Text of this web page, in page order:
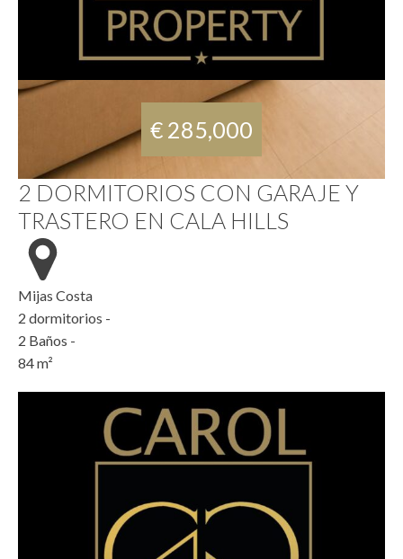
€ 285,000
2 DORMITORIOS CON GARAJE Y
TRASTERO EN CALA HILLS
Mijas Costa
2 dormitorios -
2 Baños -
84m²